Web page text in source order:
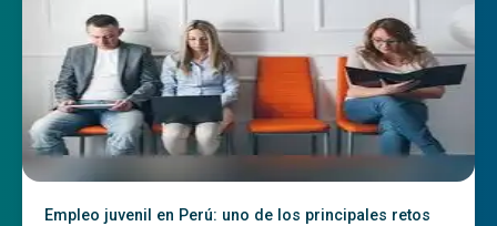
Empleo juvenil en Perú: uno de los principales retos